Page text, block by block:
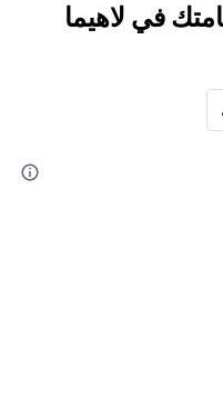
في لاهيما